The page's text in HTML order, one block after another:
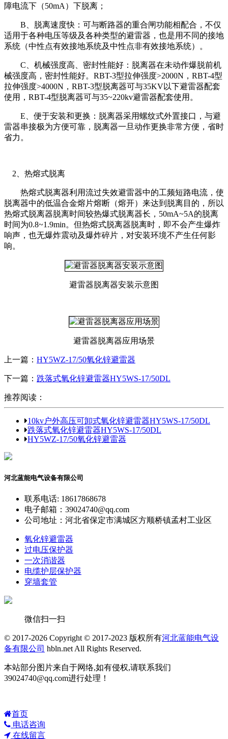
障电流下（50mA）下脱离；
B、脱离速度快：可与断路器的重合闸功能相配合，不仅
适用于各种电压等级及各种类型的避雷器，也是用不同的接地
系统（中性点有效接地系统及中性点非有效接地系统）。
C、机械强度高、密封性能好：脱离器在未动作爆脱前机
械强度高，密封性能好。RBT-3型拉伸强度>2000N，RBT-4型
拉伸强度>4000N，RBT-3型脱离器可与35KV以下避雷器配套
使用，RBT-4型脱离器可与35~220kv避雷器配套使用。
E、便于安装和更换：脱离器采用螺纹式外置接口，与避
雷器串接极为方便可靠，脱离器一旦动作更换非常方便，省时
省力。
2、热熔式脱离
热熔式脱离器利用流过失效避雷器中的工频短路电流，使
脱离器中的低温合金熔片熔断（熔开）来达到脱离目的，所以
热熔式脱离器脱离时间较热爆式脱离器长，50mA~5A的脱离
时间为0.8~1.9min。但热熔式脱离器脱离时，即不会产生爆炸
响声，也无爆炸震动及爆炸碎片，对安装环境不产生任何影
响。
避雷器脱离器安装示意图
避雷器脱离器应用场景
上一篇： HY5WZ-17/50氧化锌避雷器
下一篇： 跌落式氧化锌避雷器HY5WS-17/50DL
推荐阅读：
10kv户外高压可卸式氧化锌避雷器HY5WS-17/50DL
跌落式氧化锌避雷器HY5WS-17/50DL
HY5WZ-17/50氧化锌避雷器
河北蓝能电气设备有限公司
联系电话: 18617868678
电子邮箱：39024740@qq.com
公司地址：河北省保定市满城区方顺桥镇孟村工业区
氧化锌避雷器
过电压保护器
一次消谐器
电缆护层保护器
穿墙套管
微信扫一扫
© 2017-2026 Copyright © 2017-2023 版权所有河北蓝能电气设
备有限公司 hbln.net All Rights Reserved.
本站部分图片来自于网络,如有侵权,请联系我们
39024740@qq.com进行处理！
首页
电话咨询
在线留言